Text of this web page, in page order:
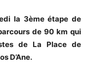
la 3ème étape de
de 90 km qui
de La Place de
D’Ane.